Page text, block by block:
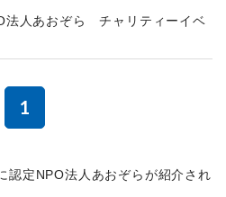
法人あおぞら チャリティーイベ
1
認定NPO法人あおぞらが紹介され